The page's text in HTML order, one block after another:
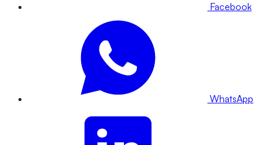
Facebook
WhatsApp